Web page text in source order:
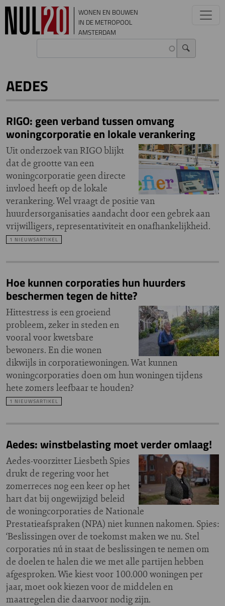
Overslaan en naar de inhoud gaan
WONEN EN BOUWEN
IN DE METROPOOL
AMSTERDAM
AEDES
RIGO: geen verband tussen omvang
woningcorporatie en lokale verankering
Uit onderzoek van RIGO blijkt
dat de grootte van een
woningcorporatie geen directe
invloed heeft op de lokale
verankering. Wel vraagt de positie van
huurdersorganisaties aandacht door een gebrek aan
vrijwilligers, representativiteit en onafhankelijkheid.
1 NIEUWSARTIKEL
Hoe kunnen corporaties hun huurders
beschermen tegen de hitte?
Hittestress is een groeiend
probleem, zeker in steden en
vooral voor kwetsbare
bewoners. En die wonen
dikwijls in corporatiewoningen. Wat kunnen
woningcorporaties doen om hun woningen tijdens
hete zomers leefbaar te houden?
1 NIEUWSARTIKEL
Aedes: winstbelasting moet verder omlaag!
Aedes-voorzitter Liesbeth Spies
drukt de regering voor het
zomerreces nog een keer op het
hart dat bij ongewijzigd beleid
de woningcorporaties de Nationale
Prestatieafspraken (NPA) niet kunnen nakomen. Spies:
‘Beslissingen over de toekomst maken we nu. Stel
corporaties nú in staat de beslissingen te nemen om
de doelen te halen die we met alle partijen hebben
afgesproken. Wie kiest voor 100.000 woningen per
jaar, moet ook kiezen voor de middelen en
maatregelen die daarvoor nodig zijn.